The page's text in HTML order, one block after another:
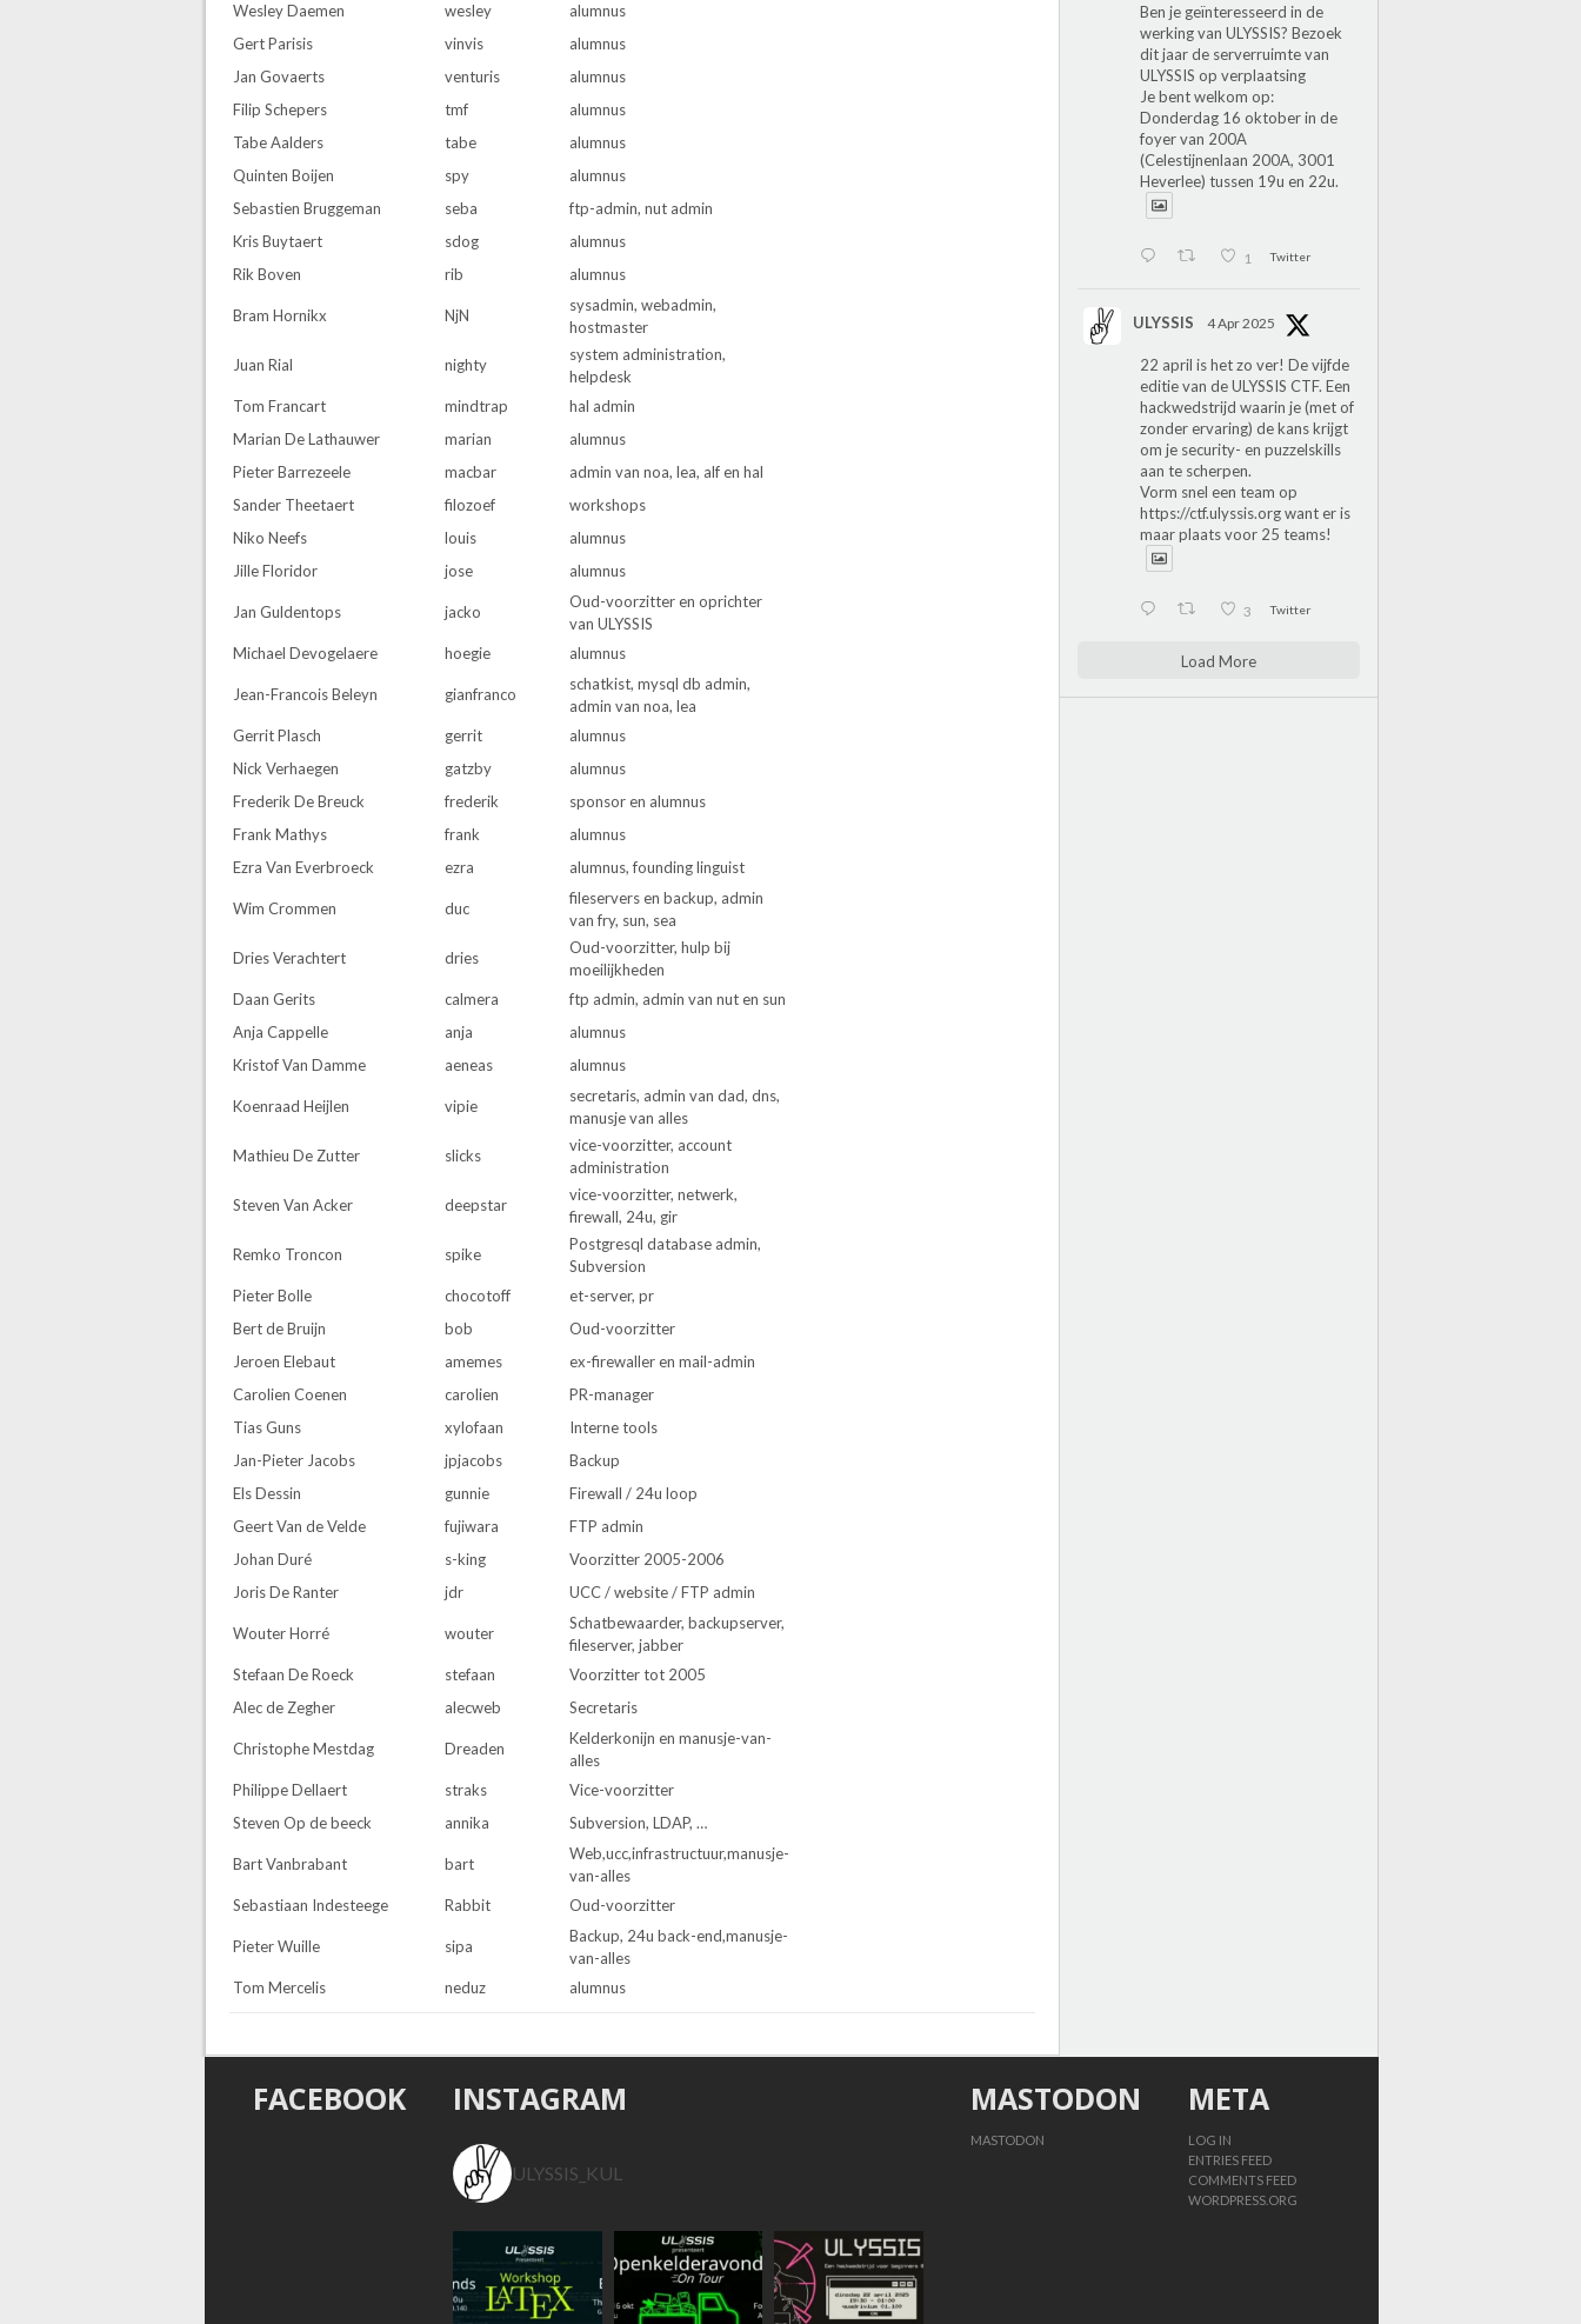
Wesley Daemen
wesley
alumnus
Gert Parisis
vinvis
alumnus
Jan Govaerts
venturis
alumnus
Filip Schepers
tmf
alumnus
Tabe Aalders
tabe
alumnus
Quinten Boijen
spy
alumnus
Sebastien Bruggeman
seba
ftp-admin, nut admin
Kris Buytaert
sdog
alumnus
Rik Boven
rib alumnus
Bram Hornikx NjN
sysadmin, webadmin,
hostmaster
Juan Rial
nighty
system administration,
helpdesk
Tom Francart
mindtrap
hal admin
Marian De Lathauwer
marian
alumnus
Pieter Barrezeele
macbar
admin van noa, lea, alf en hal
Sander Theetaert
filozoef
workshops
Niko Neefs
louis
alumnus
Jille Floridor
jose alumnus
Jan Guldentops jacko
Oud-voorzitter en oprichter
van ULYSSIS
Michael Devogelaere
hoegie alumnus
Jean-Francois Beleyn gianfranco
schatkist, mysql db admin,
admin van noa, lea
Gerrit Plasch
gerrit
alumnus
Nick Verhaegen
gatzby
alumnus
Frederik De Breuck
frederik
sponsor en alumnus
Frank Mathys
frank
alumnus
Ezra Van Everbroeck
ezra alumnus, founding linguist
Wim Crommen duc
fileservers en backup, admin
van fry, sun, sea
Dries Verachtert
dries
Oud-voorzitter, hulp bij
moeilijkheden
Daan Gerits
calmera
ftp admin, admin van nut en sun
Anja Cappelle
anja
alumnus
Kristof Van Damme
aeneas alumnus
Koenraad Heijlen vipie
secretaris, admin van dad, dns,
manusje van alles
Mathieu De Zutter
slicks
vice-voorzitter, account
administration
Steven Van Acker
deepstar
vice-voorzitter, netwerk,
firewall, 24u, gir
Remko Troncon
spike
Postgresql database admin,
Subversion
Pieter Bolle
chocotoff
et-server, pr
Bert de Bruijn
bob
Oud-voorzitter
Jeroen Elebaut
amemes
ex-firewaller en mail-admin
Carolien Coenen
carolien
PR-manager
Tias Guns
xylofaan
Interne tools
Jan-Pieter Jacobs
jpjacobs
Backup
Els Dessin
gunnie
Firewall / 24u loop
Geert Van de Velde
fujiwara
FTP admin
Johan Duré
s-king
Voorzitter 2005-2006
Joris De Ranter
jdr UCC / website / FTP admin
Wouter Horré wouter
Schatbewaarder, backupserver,
fileserver, jabber
Stefaan De Roeck
stefaan
Voorzitter tot 2005
Alec de Zegher
alecweb Secretaris
Christophe Mestdag Dreaden
Kelderkonijn en manusje-van-
alles
Philippe Dellaert
straks
Vice-voorzitter
Steven Op de beeck
annika Subversion, LDAP, …
Bart Vanbrabant bart
Web,ucc,infrastructuur,manusje-
van-alles
Sebastiaan Indesteege
Rabbit Oud-voorzitter
Pieter Wuille sipa
Backup, 24u back-end,manusje-
van-alles
Tom Mercelis
neduz alumnus
Ben je geïnteresseerd in de
werking van ULYSSIS? Bezoek
dit jaar de serverruimte van
ULYSSIS op verplaatsing
Je bent welkom op:
Donderdag 16 oktober in de
foyer van 200A
(Celestijnenlaan 200A, 3001
Heverlee) tussen 19u en 22u.
1 Twitter
ULYSSIS 4 Apr 2025
22 april is het zo ver! De vijfde
editie van de ULYSSIS CTF. Een
hackwedstrijd waarin je (met of
zonder ervaring) de kans krijgt
om je security- en puzzelskills
aan te scherpen.
Vorm snel een team op
https://ctf.ulyssis.orgwant er is
maar plaats voor 25 teams!
3 Twitter
Load More
FACEBOOK INSTAGRAM
ULYSSIS_KUL
MASTODON
MASTODON
META
LOG IN
ENTRIES FEED
COMMENTS FEED
WORDPRESS.ORG